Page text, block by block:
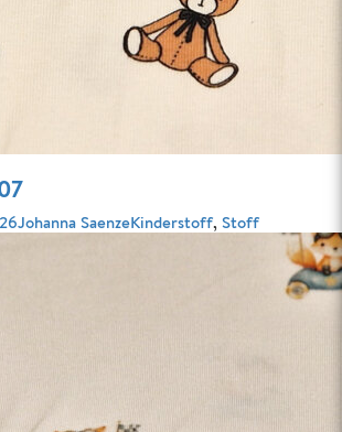
Autor
Johanna SaenzeKategorien
Kinderstoff,Stoff